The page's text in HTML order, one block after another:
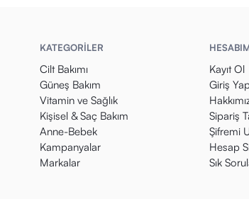
KATEGORİLER
Cilt Bakımı
Güneş Bakım
Vitamin ve Sağlık
Kişisel & Saç Bakım
Anne-Bebek
Kampanyalar
Markalar
Kayıt Ol
Giriş
Sipariş
Şifremi
Hesap
Sık